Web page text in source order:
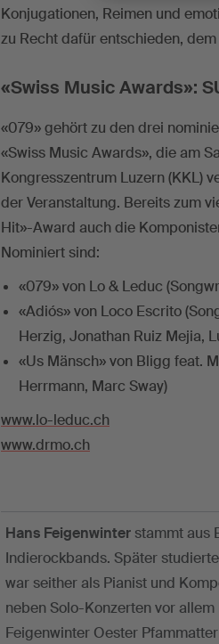
Konjugationen, Reimen und
zu Recht dafür entschieden,
«Swiss Music Awards»:
«079» gehört zu den drei
«Swiss Music Awards», die am
Kongresszentrum Luzern (KKL)
der Veranstaltung. Bereits zum
Hit»-Award auch die
Nominiert sind:
«079» von Lo & Leduc
«Adiós» von Loco Escrito
Herzig, Jonathan Ruiz Mejia,
«Us Mänsch» von Bligg feat.
Herrmann, Marc Sway)
www.lo-leduc.ch
www.drmo.ch
Hans Feigenwinter stammt aus
Indierockbands. Später
war seither als Pianist und
neben Solo-Konzerten vor
Feigenwinter Oester